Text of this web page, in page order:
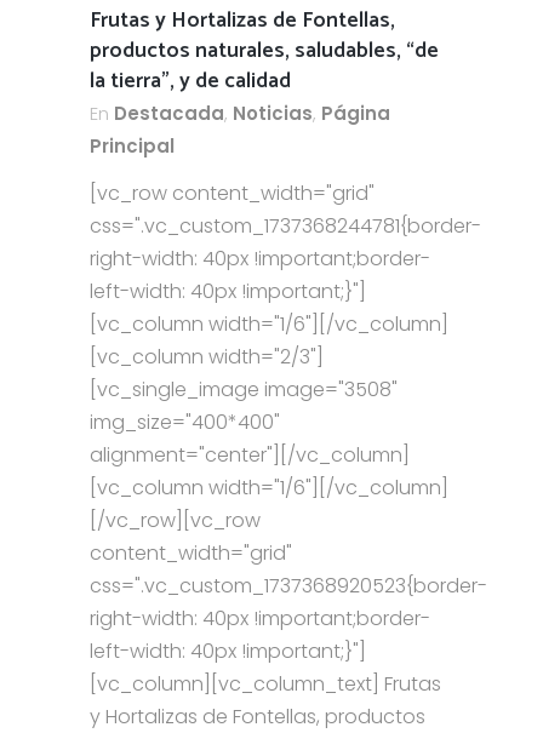
Frutas y Hortalizas de Fontellas,
productos naturales, saludables, “de
la tierra”, y de calidad
En Destacada, Noticias, Página
Principal
[vc_row content_width="grid"
css=".vc_custom_1737368244781{border-
right-width: 40px !important;border-
left-width: 40px !important;}"]
[vc_column width="1/6"][/vc_column]
[vc_column width="2/3"]
[vc_single_image image="3508"
img_size="400*400"
alignment="center"][/vc_column]
[vc_column width="1/6"][/vc_column]
[/vc_row][vc_row
content_width="grid"
css=".vc_custom_1737368920523{border-
right-width: 40px !important;border-
left-width: 40px !important;}"]
[vc_column][vc_column_text] Frutas
y Hortalizas de Fontellas, productos